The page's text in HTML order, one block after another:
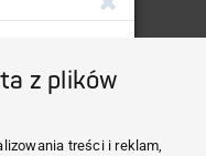
z plików
treści i reklam,